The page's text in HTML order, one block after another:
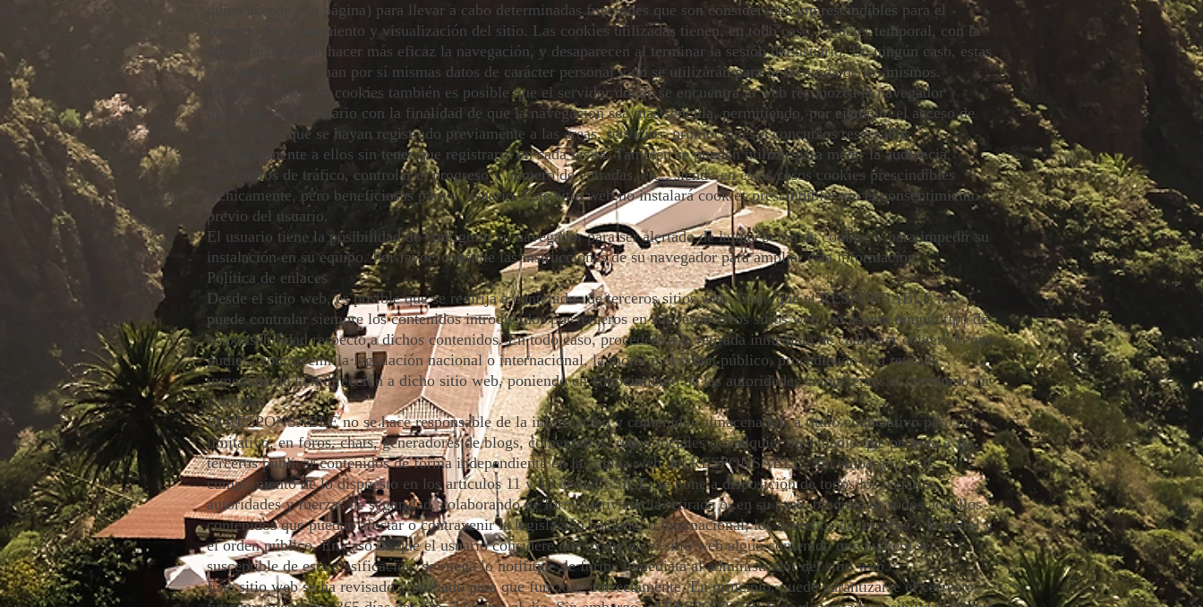
quien accede a la página) para llevar a cabo determinadas funciones que son consideradas imprescindibles para el
correcto funcionamiento y visualización del sitio. Las cookies utilizadas tienen, en todo caso, carácter temporal, con la
única finalidad de hacer más eficaz la navegación, y desaparecen al terminar la sesión del usuario. En ningún caso, estas
cookies proporcionan por sí mismas datos de carácter personal y no se utilizarán para la recogida de los mismos.
Mediante el uso de cookies también es posible que el servidor donde se encuentra la web reconozca el navegador
utilizado por el usuario con la finalidad de que la navegación sea más sencilla, permitiendo, por ejemplo, el acceso de
los usuarios que se hayan registrado previamente a las áreas, servicios, promociones o concursos reservados
exclusivamente a ellos sin tener que registrarse en cada visita. También se pueden utilizar para medir la audiencia,
parámetros de tráfico, controlar el progreso y número de entradas, etc., siendo en estos casos cookies prescindibles
técnicamente, pero beneficiosas para el usuario. Este sitio web no instalará cookies prescindibles sin el consentimiento
previo del usuario.
El usuario tiene la posibilidad de configurar su navegador para ser alertado de la recepción de cookies y para impedir su
instalación en su equipo. Por favor, consulte las instrucciones de su navegador para ampliar esta información.
Política de enlaces
Desde el sitio web, es posible que se redirija a contenidos de terceros sitios web. Dado que el RESPONSABLE no
puede controlar siempre los contenidos introducidos por terceros en sus respectivos sitios web, no asume ningún tipo de
responsabilidad respecto a dichos contenidos. En todo caso, procederá a la retirada inmediata de cualquier contenido que
pudiera contravenir la legislación nacional o internacional, la moral o el orden público, procediendo a la retirada
inmediata de la redirección a dicho sitio web, poniendo en conocimiento de las autoridades competentes el contenido en
cuestión.
El RESPONSABLE no se hace responsable de la información y contenidos almacenados, a título enunciativo pero no
limitativo, en foros, chats, generadores de blogs, comentarios, redes sociales o cualquier otro medio que permita a
terceros publicar contenidos de forma independiente en la página web del RESPONSABLE. Sin embargo, y en
cumplimiento de lo dispuesto en los artículos 11 y 16 de la LSSICE, se pone a disposición de todos los usuarios,
autoridades y fuerzas de seguridad, colaborando de forma activa en la retirada o, en su caso, bloqueo de todos aquellos
contenidos que puedan afectar o contravenir la legislación nacional o internacional, los derechos de terceros o la moral y
el orden público. En caso de que el usuario considere que existe en el sitio web algún contenido que pudiera ser
susceptible de esta clasificación, se ruega lo notifique de forma inmediata al administrador del sitio web.
Este sitio web se ha revisado y probado para que funcione correctamente. En principio, puede garantizarse el correcto